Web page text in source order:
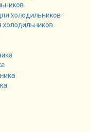
холодильников